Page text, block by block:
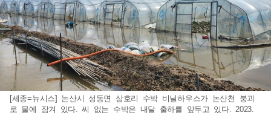
[세종=뉴시스] 논산시 성동면 삼호리 수박 비닐하우스가 논산천 붕괴
로 물에 잠겨 있다. 씨 없는 수박은 내달 출하를 앞두고 있다. 2023.